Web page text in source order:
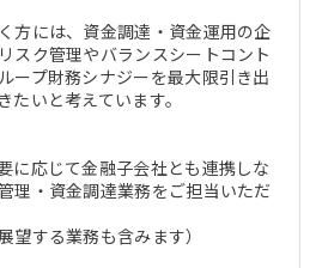
方には、資金調達・資金運用の企
スク管理やバランスシートコント
ープ財務シナジーを最大限引き出
いと考えています。
に応じて金融子会社とも連携しな
理・資金調達業務をご担当いただ
望する業務も含みます）